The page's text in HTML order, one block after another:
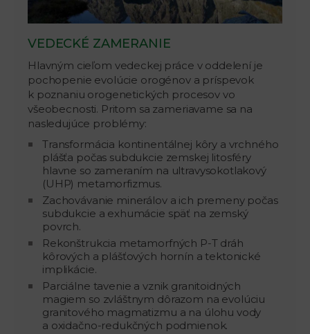
VEDECKÉ ZAMERANIE
Hlavným cieľom vedeckej práce v oddelení je
pochopenie evolúcie orogénov a príspevok
k poznaniu orogenetických procesov vo
všeobecnosti. Pritom sa zameriavame sa na
nasledujúce problémy:
Transformácia kontinentálnej kôry a vrchného
plášťa počas subdukcie zemskej litosféry
hlavne so zameraním na ultravysokotlakový
(UHP) metamorfizmus.
Zachovávanie minerálov a ich premeny počas
subdukcie a exhumácie späť na zemský
povrch.
Rekonštrukcia metamorfných P-T dráh
kôrových a plášťových hornín a tektonické
implikácie.
Parciálne tavenie a vznik granitoidných
magiem so zvláštnym dôrazom na evolúciu
granitového magmatizmu a na úlohu vody
a oxidačno-redukčných podmienok.